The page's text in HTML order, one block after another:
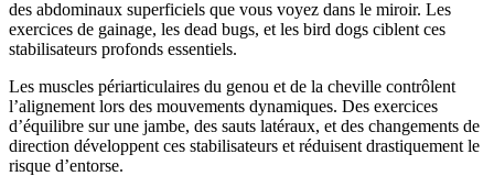
des abdominaux superficiels que vous voyez dans le miroir. Les
exercices de gainage, les dead bugs, et les bird dogs ciblent ces
stabilisateurs profonds essentiels.
Les muscles périarticulaires du genou et de la cheville contrôlent
l’alignement lors des mouvements dynamiques. Des exercices
d’équilibre sur une jambe, des sauts latéraux, et des changements de
direction développent ces stabilisateurs et réduisent drastiquement le
risque d’entorse.